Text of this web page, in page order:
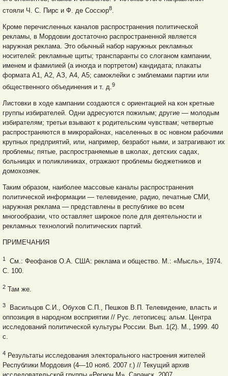
стояли Ч. С. Пирс и Ф. де Соссюр8.
Кроме перечисленных каналов распространения политической
рекламы, в Мордовии достаточно распространенной является
наружная реклама. Это обычный набор наружных рекламных
носителей: рекламные щиты; транспаранты со слоганом кампании,
именем и фамилией (а иногда и портретом) кандидата; плакаты
формата А1, А2, АЗ, А4, А5; самоклейки с эмблемами партии или
общественного объединения и т. д.9
Листовки в ходе кампании создаются с ориентацией на кон кретные
группы избирателей. Одни адресуются пожилым; другие — молодым
избирателям; третьи взывают к родительским чувствам; четвертые
распространяются в микрорайонах, населенных в ос новном рабочими
крупных предприятий, или, например, безработ ными, и затрагивают их
проблемы; пятые, распространяемые в школах, детских садах,
больницах и поликлиниках, отражают проблемы бюджетников и
домохозяек.
Таким образом, наиболее массовые каналы распространения
политической информации — телевидение, радио, печатные СМИ,
наружная реклама — представлены в республике во всем
многообразии, что оставляет широкое поле для деятельности и
рекламных технологий политических партий.
ПРИМЕЧАНИЯ
1
См.: Феофанов О.А. США: реклама и общество. М.: «Мысль», 1974.
С. 100.
2 Там же.
3
Васильцов С.И., Обухов С.П., Пешков В.П. Телевидение, власть и
оппозиция в народном восприятии // Рус. летописец: альм. Центра
исследований политической культуры России. Вып. 1(2). М., 1999. 40
с.
4 Результаты исследования электорального настроения жителей
Республики Мордовия (4—10 нояб. 2007 г.) // Текущий архив